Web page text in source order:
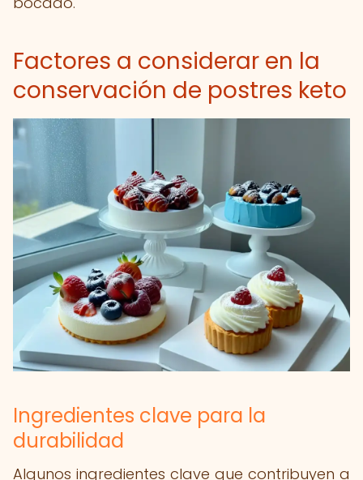
Factores a considerar en la
conservación de postres keto
Ingredientes clave para la
durabilidad
Algunos ingredientes clave que contribuyen a